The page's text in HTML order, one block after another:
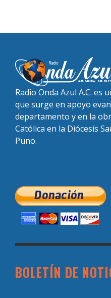
Radio Onda Azul A.C. es
que surge en apoyo
departamento y en la
Católica en la Diócesis
Puno.
BOLETÍN DE